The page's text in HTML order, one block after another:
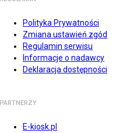
Polityka Prywatności
Zmiana ustawień zgód
Regulamin serwisu
Informacje o nadawcy
Deklaracja dostępności
PARTNERZY
E-kiosk.pl